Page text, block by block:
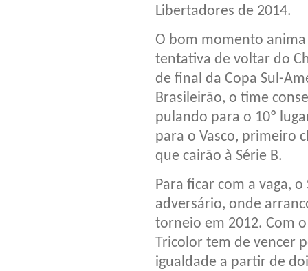
Libertadores de 2014.
O bom momento anima
tentativa de voltar do
de final da Copa Sul-
Brasileirão, o time
pulando para o 10º
para o Vasco, primeiro
que cairão à Série B.
Para ficar com a vaga,
adversário, onde
torneio em 2012. Com
Tricolor tem de vencer
igualdade a partir de